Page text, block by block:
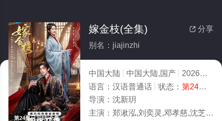
第24集已完结/全集
 分享
嫁金枝(全集)
别名：jiajinzhi
中国大陆 中国大陆,国产 2026
1.0
语言： 汉语普通话 状态： 第24集已完结
导演： 沈新玥
主演： 郑湫泓,刘奕灵,邓孝慈,沈芝弈,钱可儿,崔旭宇,程放